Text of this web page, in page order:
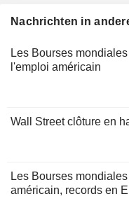
Nachrichten in
Les Bourses
l'emploi américain
Wall Street clôture en
Les Bourses
américain, records en